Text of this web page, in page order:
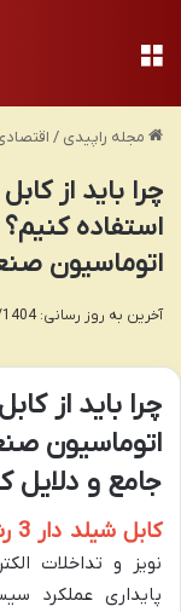
مجله راپیدی /
استفاده
اتوماسیون
آخرین به روز رسانی: 16/06/1404
اتوماسیون
جامع و دلایل
کابل شیلد دار 3 رشته
نویز و تداخلات
پایداری عملکرد